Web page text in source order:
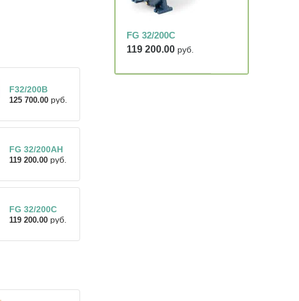
F32/200B
125 700.00 руб.
FG 32/200AH
119 200.00 руб.
FG 32/200C
119 200.00 руб.
FG 32/200C
119 200.00 руб.